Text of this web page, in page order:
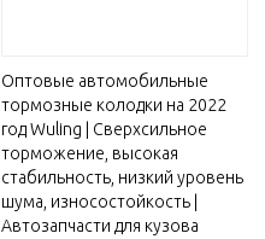
Оптовые автомобильные
тормозные колодки на 2022
год Wuling | Сверхсильное
торможение, высокая
стабильность, низкий уровень
шума, износостойкость |
Автозапчасти для кузова